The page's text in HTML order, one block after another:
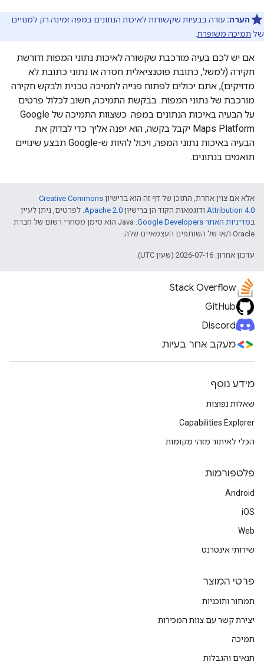
הערה: עזרה בבעיות שקשורות לאיכות הנתונים במפה זמינה רק למנויים
של תמיכה משופרת
אם יש לכם בעיה מורכבת שקשורה לאיכות נתוני המפות ודורשת
חקירה (למשל, כתובת פוטנציאלית חסרה או נתוני כתובת לא
מדויקים), אתם יכולים לפתוח פנייה לתמיכה טכנית ולבקש חקירה
מורכבת של נתוני המפות. בבקשת התמיכה, חשוב לכלול פרטים
על הבעיה באיכות הנתונים במפה. כשצוות התמיכה של Google
Maps Platform יקבל בקשה, הוא יפנה אליך כדי לבדוק את
הבעיה באיכות נתוני המפה, ויכול להיות ש-Google תבצע שינויים
תואמים בנתונים.
אלא אם צוין אחרת, התוכן של דף זה הוא ברישיון Creative Commons
Attribution 4.0 ודוגמאות הקוד הן ברישיון Apache 2.0 . לפרטים, ניתן לעיין
במדיניות האתר Google Developers‏
.‏ Java הוא סימן מסחרי רשום של חברת
Oracle ו/או של השותפים העצמאיים שלה.
עדכון אחרון: 2026-07-16 (שעון UTC).
Stack Overflow
GitHub
Discord
מעקב אחר בעיות
מידע נוסף
שאלות נפוצות
Capabilities Explorer
הכלי לאיתור מזהי מקומות
פלטפורמות
Android
iOS
Web
שירותי אינטרנט
פרטי המוצר
תמחור ותוכניות
יצירת קשר עם צוות המכירות
תמיכה
תנאים והגבלות